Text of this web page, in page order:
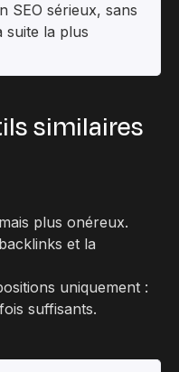
SEO sérieux, sans
suite la plus
similaires
plus onéreux.
et la
uniquement :
suffisants.